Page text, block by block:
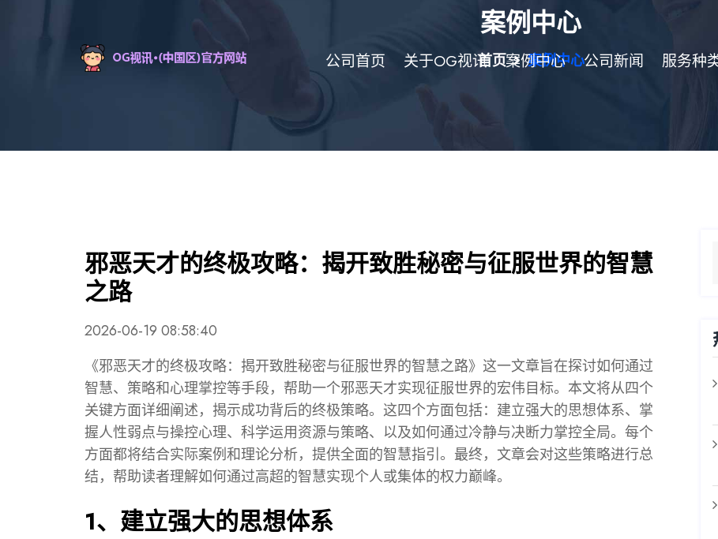
公司首页 关于OG视讯 案例中心 公司新闻 服务种
案例中心
首页 案例中心
邪恶天才的终极攻略：揭开致胜秘密与征服世界的智慧
之路
2026-06-19 08:58:40
《邪恶天才的终极攻略：揭开致胜秘密与征服世界的智慧之路》这一文章旨在探讨如何通过
智慧、策略和心理掌控等手段，帮助一个邪恶天才实现征服世界的宏伟目标。本文将从四个
关键方面详细阐述，揭示成功背后的终极策略。这四个方面包括：建立强大的思想体系、掌
握人性弱点与操控心理、科学运用资源与策略、以及如何通过冷静与决断力掌控全局。每个
方面都将结合实际案例和理论分析，提供全面的智慧指引。最终，文章会对这些策略进行总
结，帮助读者理解如何通过高超的智慧实现个人或集体的权力巅峰。
1、建立强大的思想体系